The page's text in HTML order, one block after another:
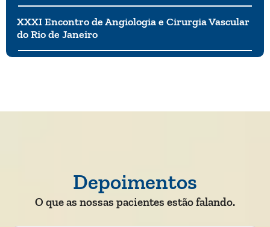
XXXI Encontro de Angiologia e Cirurgia Vascular
do Rio de Janeiro
Depoimentos
O que as nossas pacientes estão falando.